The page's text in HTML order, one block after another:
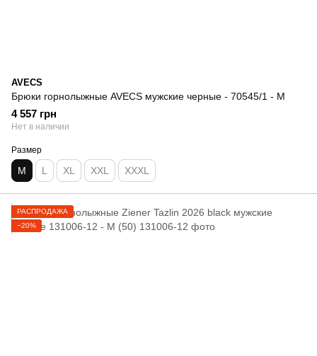
AVECS
Брюки горнолыжные AVECS мужские черные - 70545/1 - M
4 557 грн
Нет в наличии
Размер
M L XL XXL XXXL
РАСПРОДАЖА
−20%